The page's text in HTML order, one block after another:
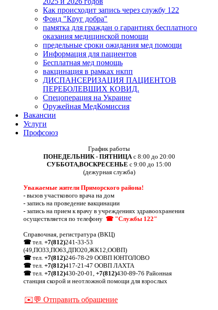
Как происходит запись через службу 122
Фонд "Круг добра"
памятка для граждан о гарантиях бесплатного
оказания медицинской помощи
предельные сроки ожидания мед помощи
Информация для пациентов
Бесплатная мед помощь
вакцинация в рамках нкпп
ДИСПАНСЕРИЗАЦИЯ ПАЦИЕНТОВ
ПЕРЕБОЛЕВШИХ КОВИД.
Спецоперация на Украине
Оружейная МедКомиссия
Вакансии
Услуги
Профсоюз
График работы
ПОНЕДЕЛЬНИК - ПЯТНИЦА с 8:00 до 20:00
СУББОТА,ВОСКРЕСЕНЬЕ с 9:00 до 15:00
(дежурная служба)
Уважаемые жители Приморского района!
- вызов участкового врача на дом
- запись на проведение вакцинации
- запись на прием к врачу в учреждениях здравоохранения
осуществляется по телефону ☎ "Службы 122"
Справочная, регистратура (ВКЦ)
☎ тел. +7(812)241-33-53
(49,ПО33,ПО63,ДПО20,ЖК12,ООВП)
☎ тел. +7(812)246-78-29 ООВП ЮНТОЛОВО
☎ тел. +7(812)417-21-47 ООВП ЛАХТА
☎ тел. +7(812)430-20-01, +7(812)430-89-76 Районная
станция скорой и неотложной помощи для взрослых
✉️💬 Отправить обращение